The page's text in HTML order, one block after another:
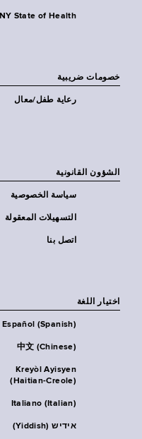
NY State of Health
خصومات ضريبية
رعاية طفل/معال
الشؤون القانونية
سياسة الخصوصية
التسهيلات المعقولة
اتصل بنا
اختيار اللغة
Español (Spanish)
中文 (Chinese)
Kreyòl Ayisyen
(Haitian-Creole)
Italiano (Italian)
אידיש (Yiddish)